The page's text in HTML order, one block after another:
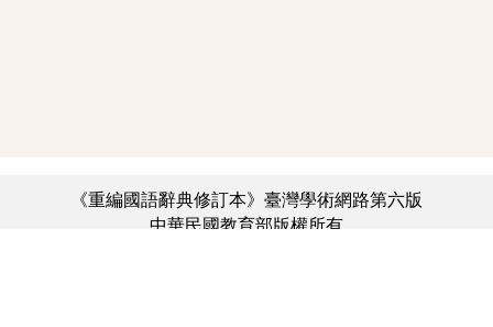
《重編國語辭典修訂本》臺灣學術網路第六版
中華民國教育部版權所有